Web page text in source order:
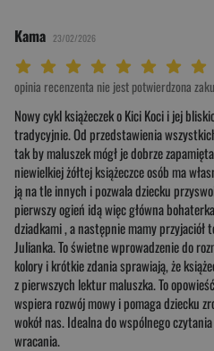
Kama 23/02/2026
Twoja
Twoja ocena:
Twoja ocena:
Twoja ocena: Może być
Twoja ocena: Słaba 3/10"
Twoja ocena: Bardzo słaba 2/10"
Twoja ocena: Beznadziejna 1/10"
opinia recenzenta nie jest potwierdzona
Nowy cykl książeczek o Kici Koci i jej
tradycyjnie. Od przedstawienia
tak by maluszek mógł je dobrze
niewielkiej żółtej książeczce osób ma
ją na tle innych i pozwala dziecku
pierwszy ogień idą więc główna
dziadkami , a następnie mamy przyjaciół
Julianka. To świetne wprowadzenie do
kolory i krótkie zdania sprawiają, że
z pierwszych lektur maluszka. To
wspiera rozwój mowy i pomaga dziecku
wokół nas. Idealna do wspólnego
wracania.